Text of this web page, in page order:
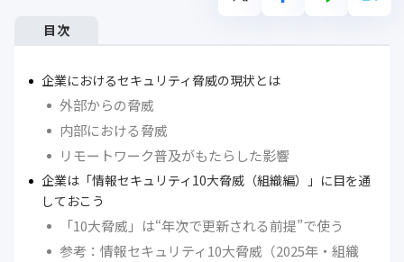
目次
企業におけるセキュリティ脅威の現状とは
外部からの脅威
内部における脅威
リモートワーク普及がもたらした影響
企業は「情報セキュリティ10大脅威（組織編）」に目を通
しておこう
「10大脅威」は“年次で更新される前提”で使う
参考：情報セキュリティ10大脅威（2025年・組織